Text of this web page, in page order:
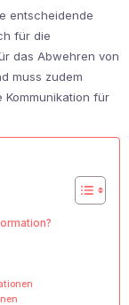
entscheidende
für die
das Abwehren von
muss zudem
für